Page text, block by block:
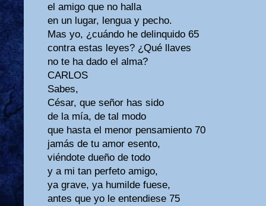
el amigo que no halla
en un lugar, lengua y pecho.
Mas yo, ¿cuándo he delinquido 65
contra estas leyes? ¿Qué llaves
no te ha dado el alma?
CARLOS
Sabes,
César, que señor has sido
de la mía, de tal modo
que hasta el menor pensamiento 70
jamás de tu amor esento,
viéndote dueño de todo
y a mi tan perfeto amigo,
ya grave, ya humilde fuese,
antes que yo le entendiese 75